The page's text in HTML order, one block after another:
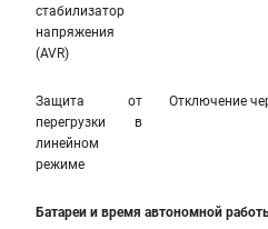
стабилизатор
напряжения
(AVR)
Защита от
перегрузки в
линейном
режиме
Отключение
Батареи и время автономной